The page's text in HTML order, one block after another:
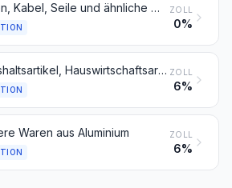
Litzen, Kabel, Seile und ähnliche Waren, aus Aluminium, ausgenommen isolierte Erzeugnisse für die Elektrotechnik ZOLL
0%
Haushaltsartikel, Hauswirtschaftsartikel, Sanitär-, Hygiene- oder Toilettenartikel, und Teile davon, aus Aluminium; Schwämme, Putzlappen, Handschuhe und ähnliche Waren, zum Scheuern, Polieren oder dergleichen, aus Aluminium ZOLL
6%
Waren aus Aluminium ZOLL
6%